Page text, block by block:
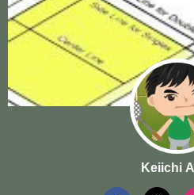
Keiichi